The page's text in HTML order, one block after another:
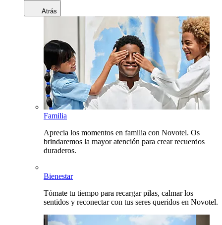
Atrás
Familia
Aprecia los momentos en familia con Novotel. Os
brindaremos la mayor atención para crear recuerdos
duraderos.
Bienestar
Tómate tu tiempo para recargar pilas, calmar los
sentidos y reconectar con tus seres queridos en Novotel.